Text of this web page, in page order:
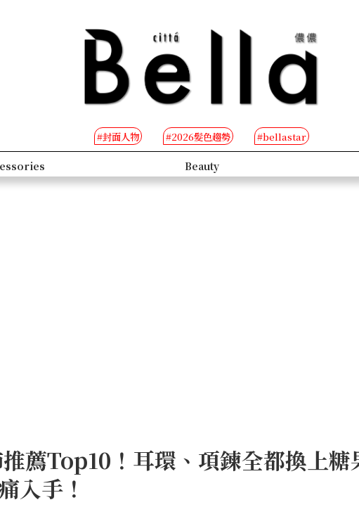
#封面人物 #2026髮色趨勢 #bellastar
Beauty
薦Top10！耳環、項鍊全都換上糖
入手！